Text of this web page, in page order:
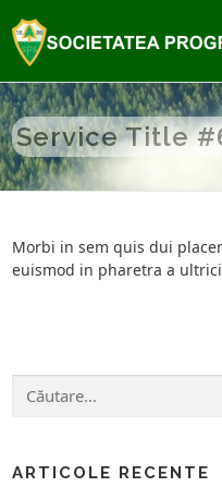
conținut
DESPRE PUBLICATII
Service Title
Morbi in sem quis dui
euismod in pharetra a
după:
ARTICOLE RECENTE